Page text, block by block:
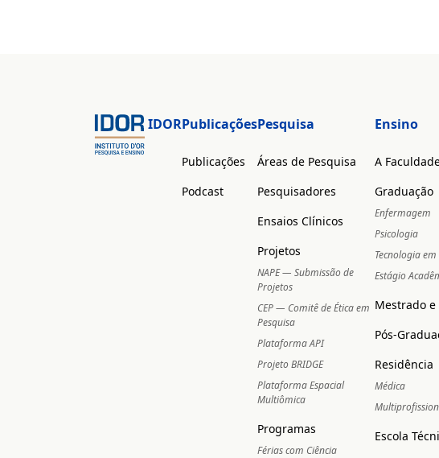
IDORPublicações
Publicações
Podcast
Pesquisa
Áreas de Pesquisa
Pesquisadores
Ensaios Clínicos
Projetos
NAPE — Submissão de
Projetos
CEP — Comitê de Ética em
Pesquisa
Plataforma API
Projeto BRIDGE
Plataforma Espacial
Multiômica
Programas
Férias com Ciência
Ensino
A
Graduação
Enfermagem
Psicologia
Tecnologia
Estágio
Mestrado
Pós-
Residência
Médica
Escola